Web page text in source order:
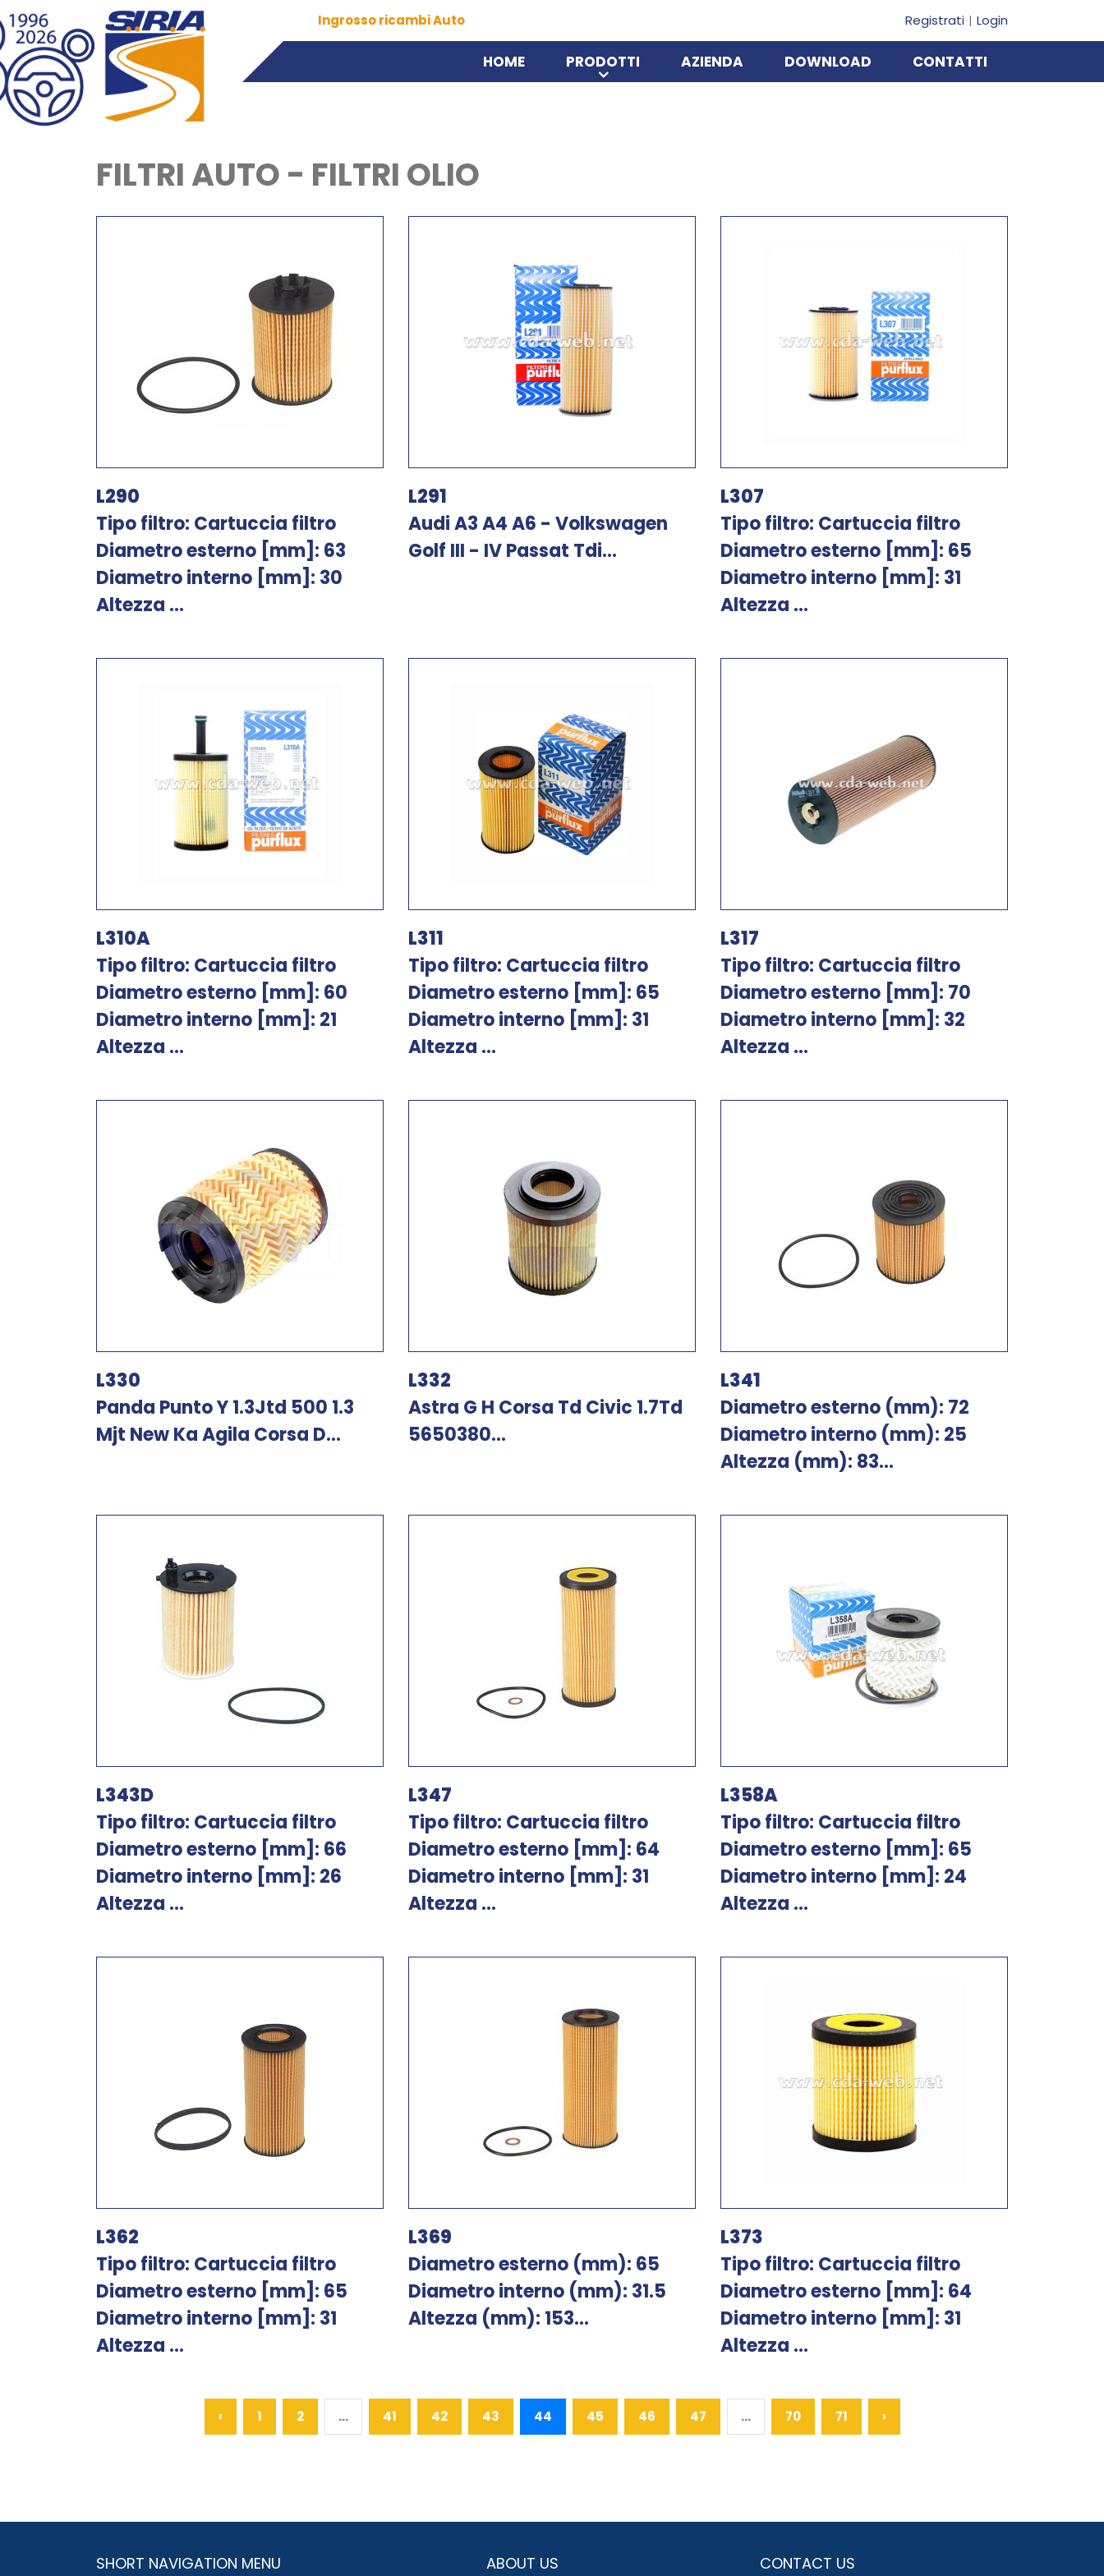
Ingrosso ricambi Auto Registrati Login
HOME PRODOTTI AZIENDA DOWNLOAD CONTATTI
FILTRI AUTO - FILTRI OLIO
L290
Tipo filtro: Cartuccia filtro
Diametro esterno [mm]: 63
Diametro interno [mm]: 30
Altezza ...
L291
Audi A3 A4 A6 - Volkswagen
Golf III - IV Passat Tdi...
L307
Tipo filtro: Cartuccia filtro
Diametro esterno [mm]: 65
Diametro interno [mm]: 31
Altezza ...
L310A
Tipo filtro: Cartuccia filtro
Diametro esterno [mm]: 60
Diametro interno [mm]: 21
Altezza ...
L311
Tipo filtro: Cartuccia filtro
Diametro esterno [mm]: 65
Diametro interno [mm]: 31
Altezza ...
L317
Tipo filtro: Cartuccia filtro
Diametro esterno [mm]: 70
Diametro interno [mm]: 32
Altezza ...
L330
Panda Punto Y 1.3Jtd 500 1.3
Mjt New Ka Agila Corsa D...
L332
Astra G H Corsa Td Civic 1.7Td
5650380...
L341
Diametro esterno (mm): 72
Diametro interno (mm): 25
Altezza (mm): 83...
L343D
Tipo filtro: Cartuccia filtro
Diametro esterno [mm]: 66
Diametro interno [mm]: 26
Altezza ...
L347
Tipo filtro: Cartuccia filtro
Diametro esterno [mm]: 64
Diametro interno [mm]: 31
Altezza ...
L358A
Tipo filtro: Cartuccia filtro
Diametro esterno [mm]: 65
Diametro interno [mm]: 24
Altezza ...
L362
Tipo filtro: Cartuccia filtro
Diametro esterno [mm]: 65
Diametro interno [mm]: 31
Altezza ...
L369
Diametro esterno (mm): 65
Diametro interno (mm): 31.5
Altezza (mm): 153...
L373
Tipo filtro: Cartuccia filtro
Diametro esterno [mm]: 64
Diametro interno [mm]: 31
Altezza ...
‹ 1 2 ... 41 42 43 44 45 46 47 ... 70 71 ›
SHORT NAVIGATION MENU ABOUT US CONTACT US